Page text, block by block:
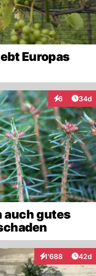
Europas
6
Interaktionen
34d
auch gutes
1'688
Interaktionen42d